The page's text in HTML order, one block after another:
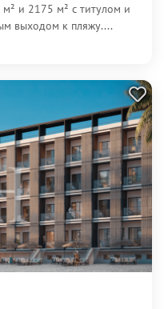
м² и 2175 м² с титулом и
выходом к пляжу....